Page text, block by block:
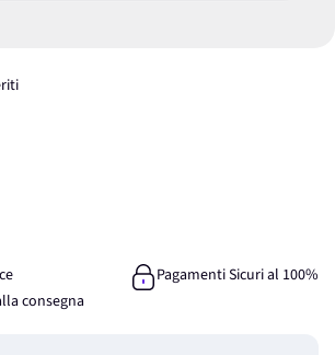
Pagamenti Sicuri al 100%
consegna